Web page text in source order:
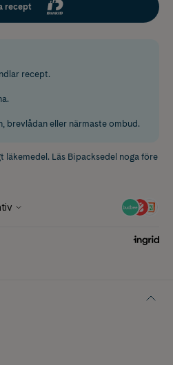
recept
recept.
brevlådan eller närmaste ombud.
läkemedel. Läs Bipacksedel noga före